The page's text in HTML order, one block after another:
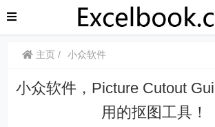
主页 小众软件
小众软件，Picture Cutout
用的抠图工具！